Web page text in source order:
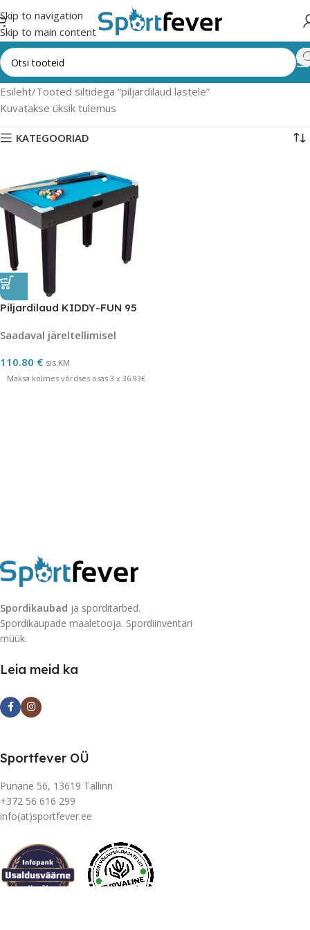
Skip to navigation
Skip to main content
Esileht Tooted siltidega “piljardilaud lastele”
Kuvatakse üksik tulemus
KATEGOORIAD
Piljardilaud KIDDY-FUN 95
Saadaval järeltellimisel
110.80 € sis.KM
Maksa kolmes võrdses osas 3 x 36.93€
Spordikaubad ja sporditarbed.
Spordikaupade maaletooja. Spordiinventari
müük.
Leia meid ka
Sportfever OÜ
Punane 56, 13619 Tallinn
+372 56 616 299
info(at)sportfever.ee